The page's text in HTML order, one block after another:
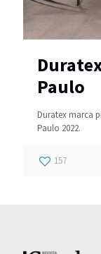
Paulo
Duratex marca
Paulo 2022.
157